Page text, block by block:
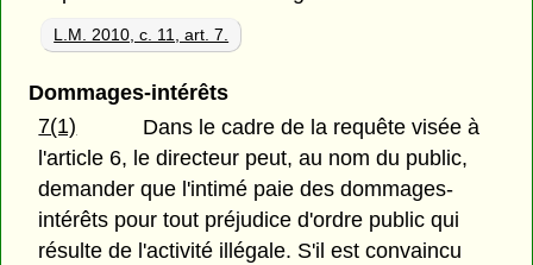
L.M. 2010, c. 11, art. 7.
Dommages-intérêts
7(1)
Dans le cadre de la requête visée à
l'article 6, le directeur peut, au nom du public,
demander que l'intimé paie des dommages-
intérêts pour tout préjudice d'ordre public qui
résulte de l'activité illégale. S'il est convaincu